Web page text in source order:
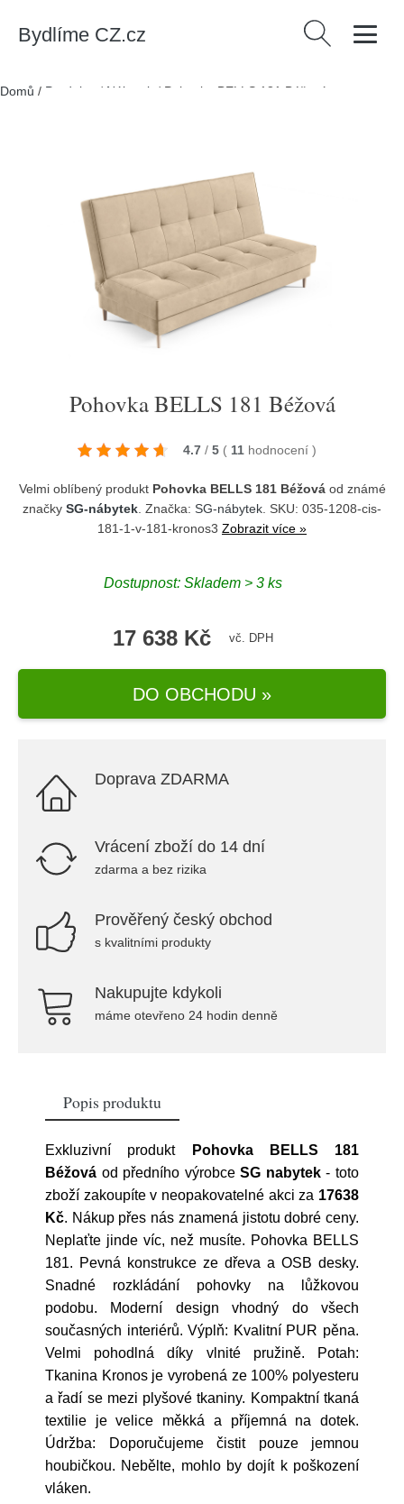
Bydlíme CZ.cz Vyhledávání
Domů / Produkty / Nábytek / Pohovka BELLS 181 Béžová
Pohovka BELLS 181 Béžová
4.7 / 5 ( 11 hodnocení )
Velmi oblíbený produkt Pohovka BELLS 181 Béžováod známé
značky SG-nábytek . Značka: SG-nábytek . SKU: 035-1208-cis-
181-1-v-181-kronos3 Zobrazit více »
Dostupnost: Skladem > 3 ks
17 638 Kč vč. DPH
DO OBCHODU »
Doprava ZDARMA
Vrácení zboží do 14 dní
zdarma a bez rizika
Prověřený český obchod
s kvalitními produkty
Nakupujte kdykoli
máme otevřeno 24 hodin denně
Popis produktu
Exkluzivní produkt
Pohovka BELLS 181
Béžová od předního výrobceSG nabytek- toto
zboží zakoupíte v neopakovatelné akci za 17638
Kč. Nákup přes nás znamená jistotu dobré ceny.
Neplaťte jinde víc, než musíte. Pohovka BELLS
181. Pevná konstrukce ze dřeva a OSB desky.
Snadné rozkládání pohovky na lůžkovou
podobu. Moderní design vhodný do všech
současných interiérů. Výplň: Kvalitní PUR pěna.
Velmi pohodlná díky vlnité pružině. Potah:
Tkanina Kronos je vyrobená ze 100% polyesteru
a řadí se mezi plyšové tkaniny. Kompaktní tkaná
textilie je velice měkká a příjemná na dotek.
Údržba: Doporučujeme čistit pouze jemnou
houbičkou. Nebělte, mohlo by dojít k poškození
vláken.